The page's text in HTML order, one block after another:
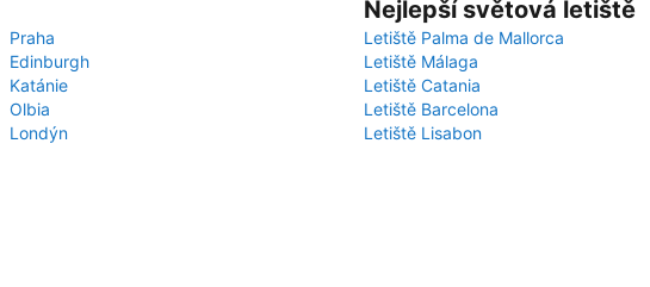
Praha
Edinburgh
Katánie
Olbia
Londýn
Nejlepší světová letiště
Letiště Palma de Mallorca
Letiště Málaga
Letiště Catania
Letiště Barcelona
Letiště Lisabon